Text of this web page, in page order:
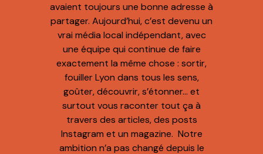
avaient toujours une bonne adresse à
partager. Aujourd’hui, c’est devenu un
vrai média local indépendant, avec
une équipe qui continue de faire
exactement la même chose : sortir,
fouiller Lyon dans tous les sens,
goûter, découvrir, s’étonner… et
surtout vous raconter tout ça à
travers des articles, des posts
Instagram et un magazine. Notre
ambition n’a pas changé depuis le